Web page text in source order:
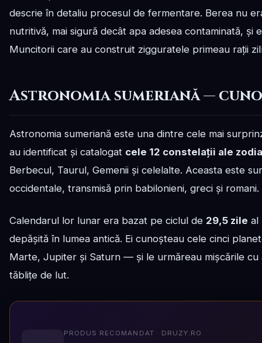
descrie în detaliu procesul de fermentare. Berea nu
nutritivă, mai sigură decât apa adesea contaminată,
Muncitorii care au construit zigguratele primeau rații
Astronomia sumeriană —
Astronomia sumeriană este una dintre cele mai
au identificat și catalogat cele 12 constelații ale
Berbecul, Taurul, Gemenii și celelalte. Aceasta este
occidentale, transmisă prin babilonieni, greci și romani.
Calendarul lor lunar era bazat pe ciclul de 29,5 zile al
depășită în lumea antică. Ei cunoșteau cele cinci
Marte, Jupiter și Saturn — și le urmăreau mișcările
tăblițe de lut.
PRODUS RECOMANDAT · DRUZY.RO